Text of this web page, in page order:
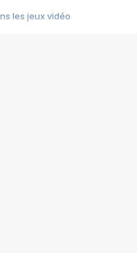
les jeux vidéo